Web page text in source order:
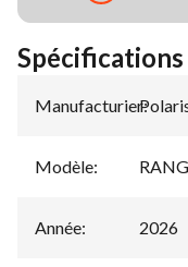
Spécifications
Manufacturier:
Modèle:
Année: 2026